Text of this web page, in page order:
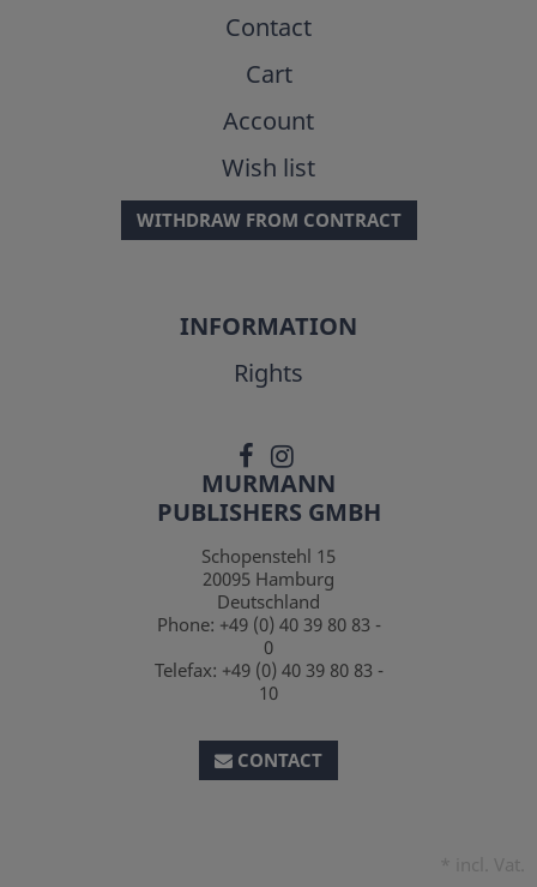
Contact
Cart
Account
Wish list
WITHDRAW FROM CONTRACT
INFORMATION
Rights
MURMANN
PUBLISHERS GMBH
Schopenstehl 15
20095 Hamburg
Deutschland
Phone: +49 (0) 40 39 80 83 -
0
Telefax: +49 (0) 40 39 80 83 -
10
CONTACT